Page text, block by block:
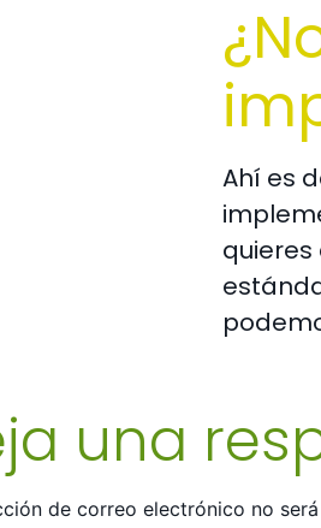
Ahí es
una
de correo electrónico no